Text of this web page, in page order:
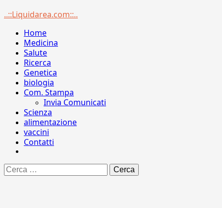
Menu
..::Liquidarea.com::..
Home
Medicina
Salute
Ricerca
Genetica
biologia
Com. Stampa
Invia Comunicati
Scienza
alimentazione
vaccini
Contatti
Ricerca
per: